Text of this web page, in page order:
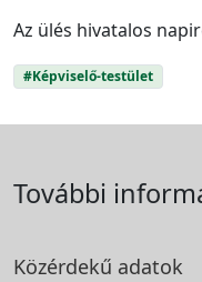
Az ülés hivatalos
#Képviselő-testület
További
Közérdekű adatok